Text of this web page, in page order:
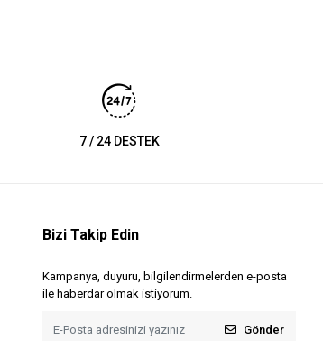
7 / 24 DESTEK
Bizi Takip Edin
Kampanya, duyuru, bilgilendirmelerden e-posta
ile haberdar olmak istiyorum.
Gönder